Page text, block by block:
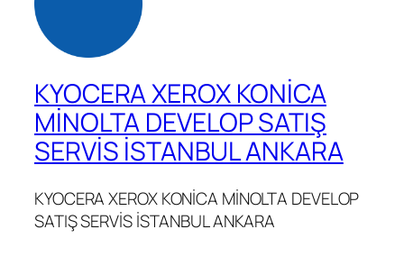
KYOCERA XEROX KONİCA
MİNOLTA DEVELOP SATIŞ
SERVİS İSTANBUL ANKARA
KYOCERA XEROX KONİCA MİNOLTA DEVELOP
SATIŞ SERVİS İSTANBUL ANKARA